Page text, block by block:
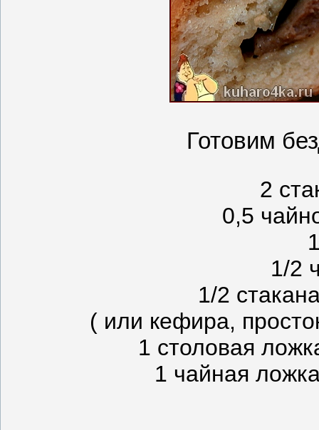
Готовим
2
0,5
1/2
1/2
( или кефира,
1 столовая
1 чайная